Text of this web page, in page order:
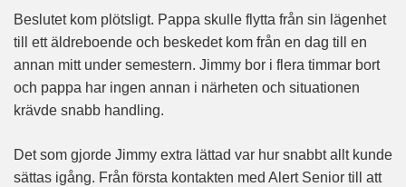
Beslutet kom plötsligt. Pappa skulle flytta från sin lägenhet
till ett äldreboende och beskedet kom från en dag till en
annan mitt under semestern. Jimmy bor i flera timmar bort
och pappa har ingen annan i närheten och situationen
krävde snabb handling.
Det som gjorde Jimmy extra lättad var hur snabbt allt kunde
sättas igång. Från första kontakten med Alert Senior till att